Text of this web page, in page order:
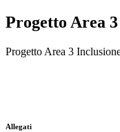
Progetto Area
Progetto Area 3
Allegati